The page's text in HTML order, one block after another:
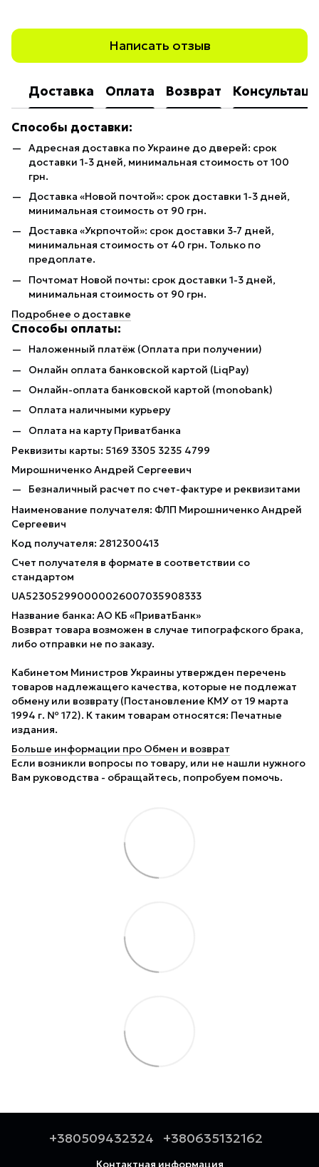
Написать отзыв
Доставка Оплата Возврат
Способы доставки:
Адресная доставка по Украине до дверей: срок
доставки 1-3 дней, минимальная стоимость от 100
грн.
Доставка «Новой почтой»: срок доставки 1-3 дней,
минимальная стоимость от 90 грн.
Доставка «Укрпочтой»: срок доставки 3-7 дней,
минимальная стоимость от 40 грн. Только по
предоплате.
Почтомат Новой почты: срок доставки 1-3 дней,
минимальная стоимость от 90 грн.
Подробнее о доставке
Способы оплаты:
Наложенный платёж (Оплата при получении)
Онлайн оплата банковской картой (LiqPay)
Онлайн-оплата банковской картой (monobank)
Оплата наличными курьеру
Оплата на карту Приватбанка
Реквизиты карты: 5169 3305 3235 4799
Мирошниченко Андрей Сергеевич
Безналичный расчет по счет-фактуре и реквизитами
Наименование получателя: ФЛП Мирошниченко Андрей
Сергеевич
Код получателя: 2812300413
Счет получателя в формате в соответствии со
стандартом
UA523052990000026007035908333
Название банка: АО КБ «ПриватБанк»
Возврат товара возможен в случае типографского брака,
либо отправки не по заказу.
Кабинетом Министров Украины утвержден перечень
товаров надлежащего качества, которые не подлежат
обмену или возврату (Постановление КМУ от 19 марта
1994 г. № 172). К таким товарам относятся: Печатные
издания.
Больше информации про Обмен и возврат
Если возникли вопросы по товару, или не нашли нужного
Вам руководства - обращайтесь, попробуем помочь.
+380509432324 +380635132162
Контактная информация